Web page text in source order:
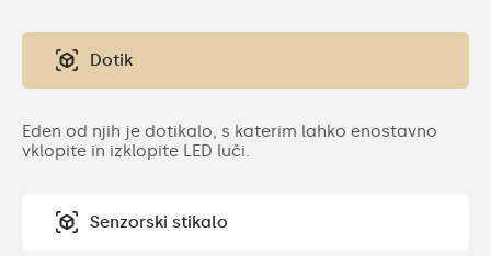
Dotik
Eden od njih je dotikalo, s katerim lahko enostavno
vklopite in izklopite LED luči.
Senzorski stikalo